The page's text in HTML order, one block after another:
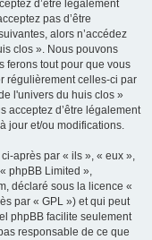
d’être légalement
pas d’être
alors n’accédez
clos ». Nous pouvons
ferons tout pour que vous
régulièrement celles-ci par
l'univers du huis clos »
acceptez d’être légalement
jour et/ou modifications.
après par « ils », « eux »,
phpBB Limited »,
déclaré sous la licence «
par « GPL ») et qui peut
phpBB facilite seulement
responsable de ce que